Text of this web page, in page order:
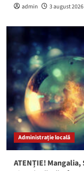
admin 3 august 2026
Administrație locală
ATENȚIE!